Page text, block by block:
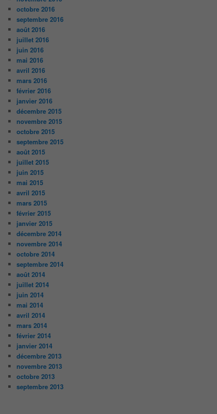
octobre 2016
septembre 2016
août 2016
juillet 2016
juin 2016
mai 2016
avril 2016
mars 2016
février 2016
janvier 2016
décembre 2015
novembre 2015
octobre 2015
septembre 2015
août 2015
juillet 2015
juin 2015
mai 2015
avril 2015
mars 2015
février 2015
janvier 2015
décembre 2014
novembre 2014
octobre 2014
septembre 2014
août 2014
juillet 2014
juin 2014
mai 2014
avril 2014
mars 2014
février 2014
janvier 2014
décembre 2013
novembre 2013
octobre 2013
septembre 2013